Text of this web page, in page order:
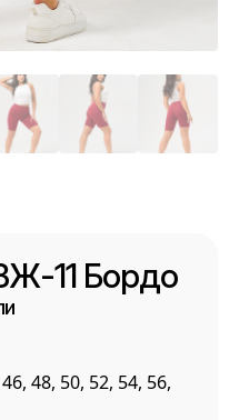
11 Бордо
48, 50, 52, 54, 56,